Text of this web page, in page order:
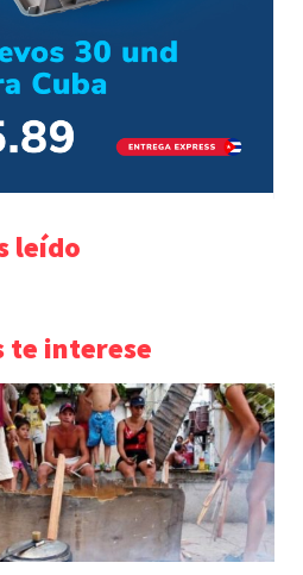
leído
te interese